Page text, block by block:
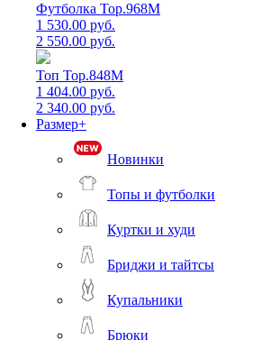
Футболка Top.968M
1 530.00 руб.
2 550.00 руб.
Топ Top.848M
1 404.00 руб.
2 340.00 руб.
Размер+
Новинки
Топы и футболки
Куртки и худи
Бриджи и тайтсы
Купальники
Брюки